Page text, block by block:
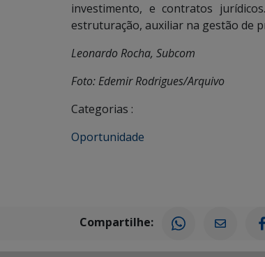
investimento, e contratos
estruturação, auxiliar na gestão de
Leonardo Rocha, Subcom
Foto: Edemir Rodrigues/Arquivo
Categorias :
Oportunidade
Compartilhe: